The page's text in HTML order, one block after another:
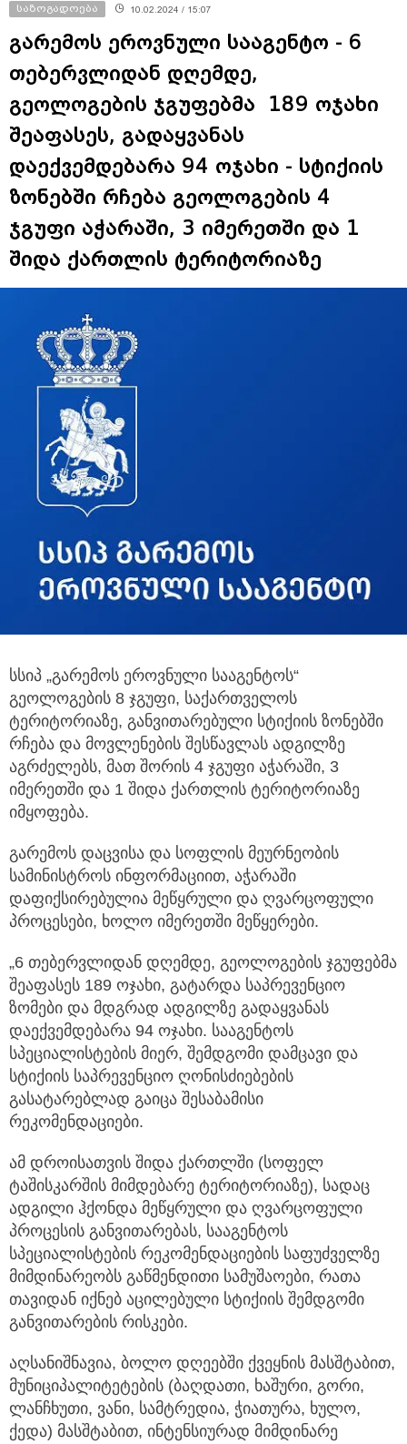
საზოგადოება 10.02.2024 / 15:07
გარემოს ეროვნული სააგენტო - 6
თებერვლიდან დღემდე,
გეოლოგების ჯგუფებმა 189 ოჯახი
შეაფასეს, გადაყვანას
დაექვემდებარა 94 ოჯახი - სტიქიის
ზონებში რჩება გეოლოგების 4
ჯგუფი აჭარაში, 3 იმერეთში და 1
შიდა ქართლის ტერიტორიაზე
სსიპ „გარემოს ეროვნული სააგენტოს“
გეოლოგების 8 ჯგუფი, საქართველოს
ტერიტორიაზე, განვითარებული სტიქიის ზონებში
რჩება და მოვლენების შესწავლას ადგილზე
აგრძელებს, მათ შორის 4 ჯგუფი აჭარაში, 3
იმერეთში და 1 შიდა ქართლის ტერიტორიაზე
იმყოფება.
გარემოს დაცვისა და სოფლის მეურნეობის
სამინისტროს ინფორმაციით, აჭარაში
დაფიქსირებულია მეწყრული და ღვარცოფული
პროცესები, ხოლო იმერეთში მეწყერები.
„6 თებერვლიდან დღემდე, გეოლოგების ჯგუფებმა
შეაფასეს 189 ოჯახი, გატარდა საპრევენციო
ზომები და მდგრად ადგილზე გადაყვანას
დაექვემდებარა 94 ოჯახი. სააგენტოს
სპეციალისტების მიერ, შემდგომი დამცავი და
სტიქიის საპრევენციო ღონისძიებების
გასატარებლად გაიცა შესაბამისი
რეკომენდაციები.
ამ დროისათვის შიდა ქართლში (სოფელ
ტაშისკარშის მიმდებარე ტერიტორიაზე), სადაც
ადგილი ჰქონდა მეწყრული და ღვარცოფული
პროცესის განვითარებას, სააგენტოს
სპეციალისტების რეკომენდაციების საფუძველზე
მიმდინარეობს გაწმენდითი სამუშაოები, რათა
თავიდან იქნებ აცილებული სტიქიის შემდგომი
განვითარების რისკები.
აღსანიშნავია, ბოლო დღეებში ქვეყნის მასშტაბით,
მუნიციპალიტეტების (ბაღდათი, ხაშური, გორი,
ლანჩხუთი, ვანი, სამტრედია, ჭიათურა, ხულო,
ქედა) მასშტაბით, ინტენსიურად მიმდინარე